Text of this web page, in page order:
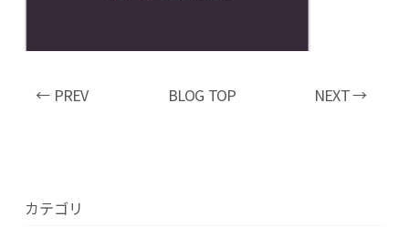
← PREV BLOG TOP NEXT →
カテゴリ